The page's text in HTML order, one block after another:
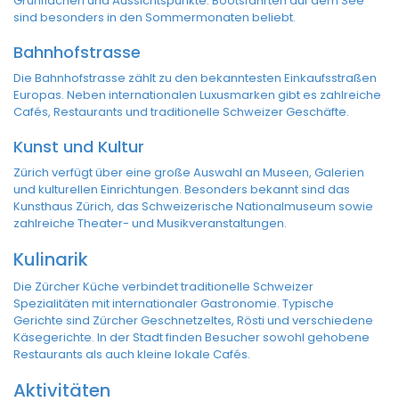
sind besonders in den Sommermonaten beliebt.
Bahnhofstrasse
Die Bahnhofstrasse zählt zu den bekanntesten Einkaufsstraßen
Europas. Neben internationalen Luxusmarken gibt es zahlreiche
Cafés, Restaurants und traditionelle Schweizer Geschäfte.
Kunst und Kultur
Zürich verfügt über eine große Auswahl an Museen, Galerien
und kulturellen Einrichtungen. Besonders bekannt sind das
Kunsthaus Zürich, das Schweizerische Nationalmuseum sowie
zahlreiche Theater- und Musikveranstaltungen.
Kulinarik
Die Zürcher Küche verbindet traditionelle Schweizer
Spezialitäten mit internationaler Gastronomie. Typische
Gerichte sind Zürcher Geschnetzeltes, Rösti und verschiedene
Käsegerichte. In der Stadt finden Besucher sowohl gehobene
Restaurants als auch kleine lokale Cafés.
Aktivitäten